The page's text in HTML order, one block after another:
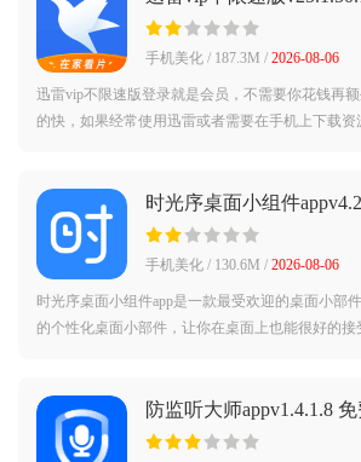
手机美化 / 187.3M / 2026-08-06
迅雷vip不限速版登录就是会员，不需要你花钱再
的快，如果经常使用迅雷或者需要在手机上下载
时光序桌面小组件
手机美化 / 130.6M / 2026-08-06
时光序桌面小组件app是一款最受欢迎的桌面小部
的个性化桌面小部件，让你在桌面上也能很好的接
防监听大师appv1.4.1.8